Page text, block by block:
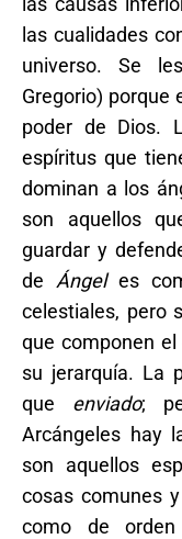
las cualidades
universo. Se
Gregorio) porque
poder de Dios.
espíritus que
dominan a los
son aquellos
guardar y
de Ángeles
celestiales, pero
que componen
su jerarquía. La
que enviado;
Arcángeles hay
son aquellos
cosas comunes
como de